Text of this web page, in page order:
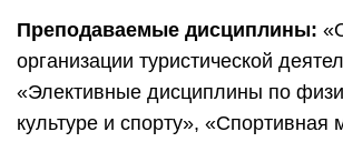
Преподаваемые дисциплины:
организации туристической
«Элективные дисциплины по
культуре и спорту», «Спортивная